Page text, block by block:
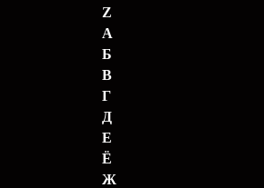
Z
А
Б
В
Г
Д
Е
Ё
Ж